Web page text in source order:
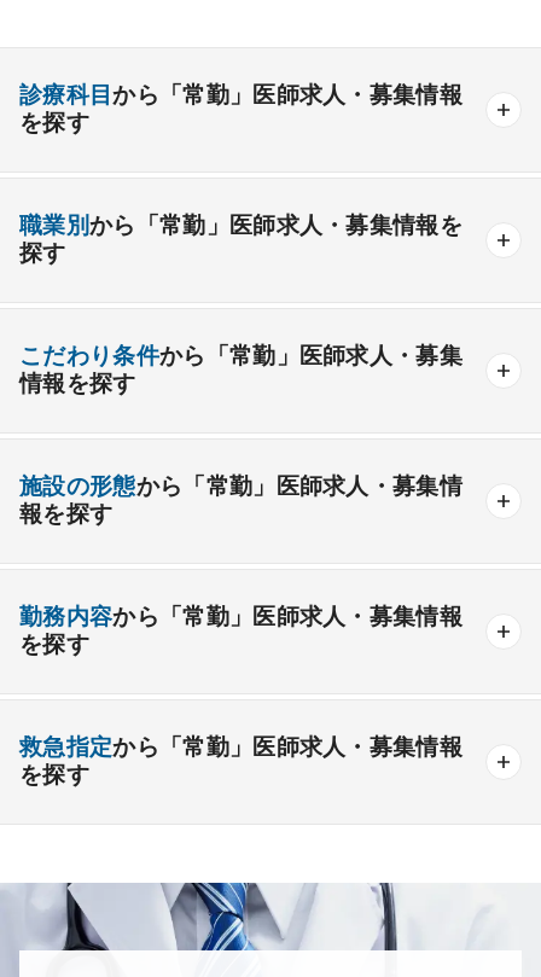
診療科目から「常勤」医師求人・募集情報
を探す
内科系
一般内科 呼吸器内科 消化器内科 循環器内科
老人内科 リウマチ内科 総合診療科
消化器外科
整形外科 形成外科 美容外科
その他
心療内科 泌尿器科 眼科 耳鼻咽喉科
皮膚科
放射線科 救命救急科 病理科 その他
職業別から「常勤」医師求人・募集情報を
探す
こだわり条件から「常勤」医師求人・募集
情報を探す
開業支援あり
外来のみの勤務可能 給与インセンティブ制度あり
夜間当直なしの勤務可
後期研修可能 週4日の勤務可能
オンコールなしの勤務可能 セカンドキャリア歓迎
施設の形態から「常勤」医師求人・募集情
報を探す
療養＋精神
勤務内容から「常勤」医師求人・募集情報
を探す
検査
救急指定から「常勤」医師求人・募集情報
を探す